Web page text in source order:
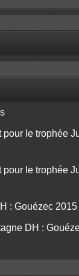
pour le trophée
pour le trophée
: Gouézec 2015
DH :